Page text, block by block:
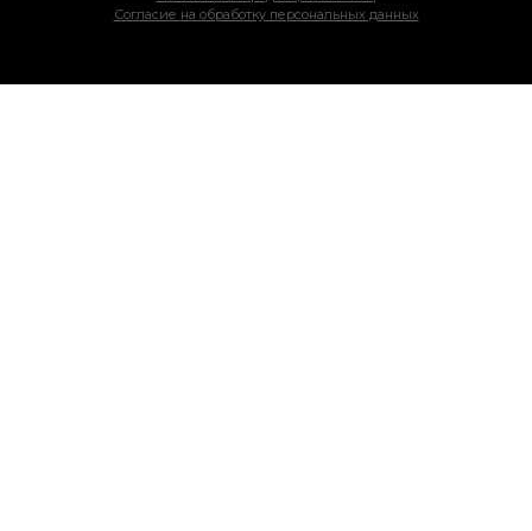
Согласие на обработку персональных данных